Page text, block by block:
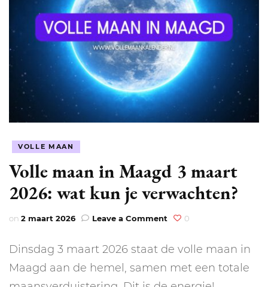
VOLLE MAAN
Volle maan in Maagd 3 maart
2026: wat kun je verwachten?
on 2 maart 2026 Leave a Comment on
in
Maagd
0
Dinsdag 3 maart 2026 staat de volle maan in
Maagd aan de hemel, samen met een totale